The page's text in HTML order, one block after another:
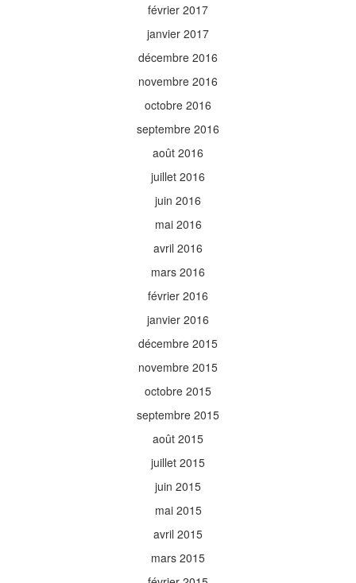
février 2017
janvier 2017
décembre 2016
novembre 2016
octobre 2016
septembre 2016
août 2016
juillet 2016
juin 2016
mai 2016
avril 2016
mars 2016
février 2016
janvier 2016
décembre 2015
novembre 2015
octobre 2015
septembre 2015
août 2015
juillet 2015
juin 2015
mai 2015
avril 2015
mars 2015